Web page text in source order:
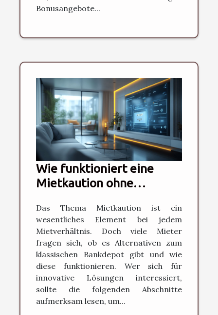
Bonusangebote...
Wie funktioniert eine
Mietkaution ohne
Das Thema Mietkaution ist ein
wesentliches Element bei jedem
Mietverhältnis. Doch viele Mieter
fragen sich, ob es Alternativen zum
klassischen Bankdepot gibt und wie
diese funktionieren. Wer sich für
innovative Lösungen interessiert,
sollte die folgenden Abschnitte
aufmerksam lesen, um...